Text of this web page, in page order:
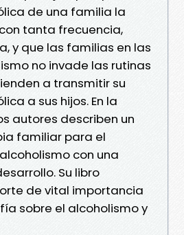
de una familia la
tanta frecuencia,
y que las familias en las
no invade las rutinas
a transmitir su
a sus hijos. En la
autores describen un
familiar para el
con una
Su libro
de vital importancia
sobre el alcoholismo y